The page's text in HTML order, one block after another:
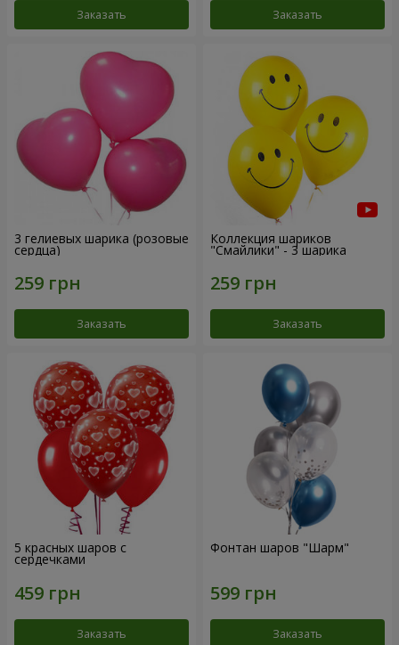
Заказать Заказать
3 гелиевых шарика (розовые
сердца)
Заказать
Коллекция шариков
"Смайлики" - 3 шарика
Заказать
5 красных шаров с
сердечками
Заказать
Фонтан шаров "Шарм"
Заказать